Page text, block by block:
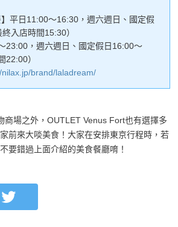
】平日11:00〜16:30，週六週日、國定假
入店時間15:30）
23:00，週六週日、國定假日16:00〜
22:00）
nilax.jp/brand/laladream/
商場之外，OUTLET Venus Fort也有選擇多
前來大啖美食！大家在安排東京行程時，若
要錯過上面介紹的美食餐廳唷！